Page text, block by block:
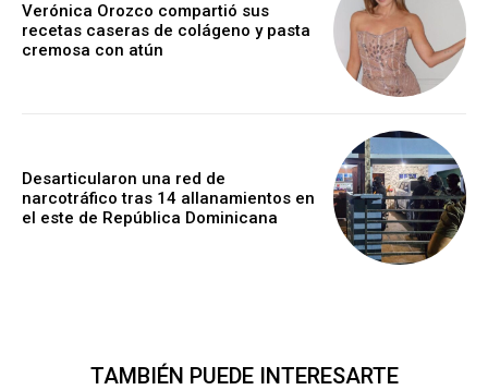
Verónica Orozco compartió sus
recetas caseras de colágeno y pasta
cremosa con atún
Desarticularon una red de
narcotráfico tras 14 allanamientos en
el este de República Dominicana
TAMBIÉN PUEDE INTERESARTE